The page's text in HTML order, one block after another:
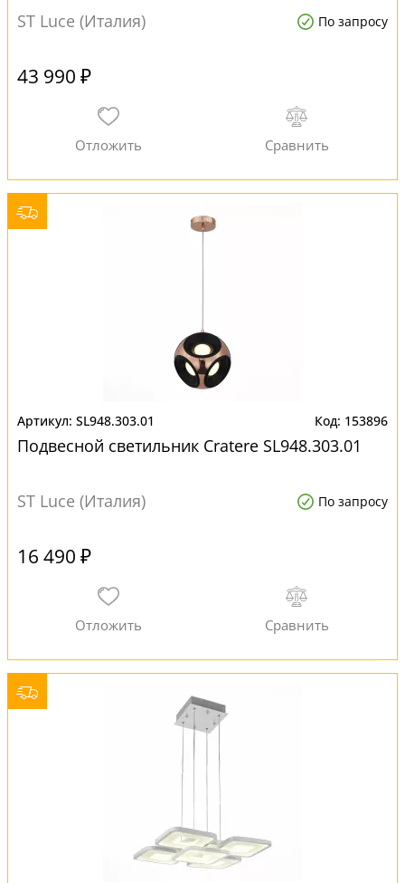
ST Luce (Италия) По запросу
43 990 ₽
SL948.303.01 153896
Подвесной светильник Cratere SL948.303.01
ST Luce (Италия) По запросу
16 490 ₽